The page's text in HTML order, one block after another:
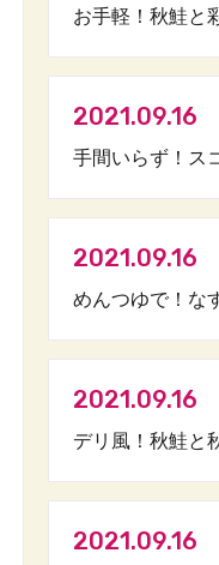
お手軽！秋鮭と
2021.09.16
手間いらず！ス
2021.09.16
めんつゆで！な
2021.09.16
デリ風！秋鮭と
2021.09.16